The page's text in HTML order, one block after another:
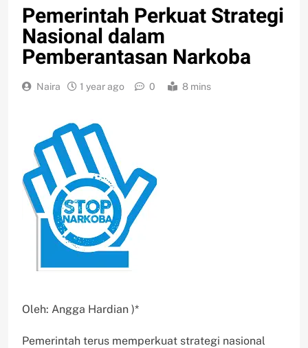
Pemerintah Perkuat Strategi
Nasional dalam
Pemberantasan Narkoba
Naira 1 year ago 0 8 mins
Oleh: Angga Hardian )*
Pemerintah terus memperkuat strategi nasional